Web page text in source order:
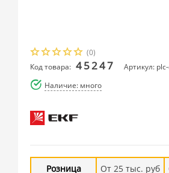
(0)
Код товара: 45247
Артикул:
Наличие: много
Розница
От 25 тыс. руб